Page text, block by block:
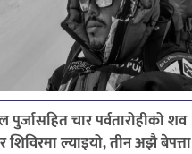
पुर्जासहित चार पर्वतारोहीको शव
ल्याइयो, तीन अझै बेपत्ता